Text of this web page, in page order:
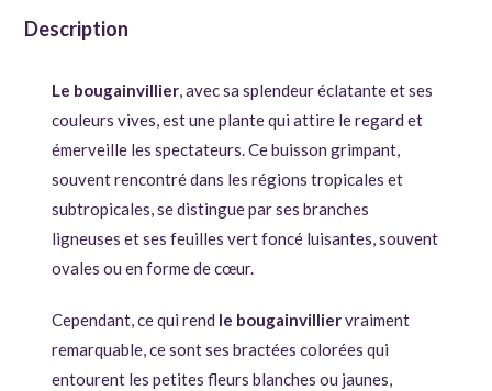
Description
Le bougainvillier, avec sa splendeur éclatante et ses
couleurs vives, est une plante qui attire le regard et
émerveille les spectateurs. Ce buisson grimpant,
souvent rencontré dans les régions tropicales et
subtropicales, se distingue par ses branches
ligneuses et ses feuilles vert foncé luisantes, souvent
ovales ou en forme de cœur.
Cependant, ce qui rend le bougainvilliervraiment
remarquable, ce sont ses bractées colorées qui
entourent les petites fleurs blanches ou jaunes,